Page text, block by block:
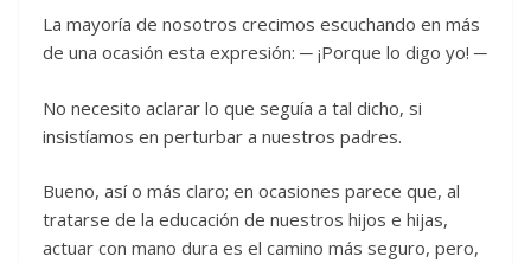
La mayoría de nosotros crecimos escuchando en más
de una ocasión esta expresión: ─ ¡Porque lo digo yo! ─
No necesito aclarar lo que seguía a tal dicho, si
insistíamos en perturbar a nuestros padres.
Bueno, así o más claro; en ocasiones parece que, al
tratarse de la educación de nuestros hijos e hijas,
actuar con mano dura es el camino más seguro, pero,